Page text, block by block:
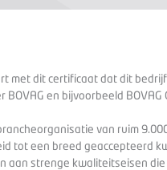
met dit certificaat dat dit
BOVAG en bijvoorbeeld
van ruim
tot een breed geaccepteerd
aan strenge kwaliteitseisen